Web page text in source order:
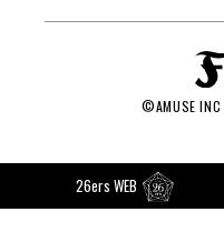
©AMUSE INC
26ers WEB